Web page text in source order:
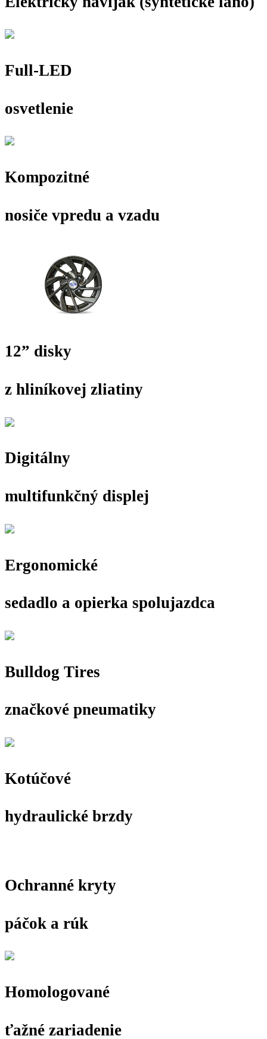
Full-LED
osvetlenie
Kompozitné
nosiče vpredu a vzadu
12” disky
z hliníkovej zliatiny
Digitálny
multifunkčný displej
Ergonomické
sedadlo a opierka spolujazdca
Bulldog Tires
značkové pneumatiky
Kotúčové
hydraulické brzdy
Ochranné kryty
páčok a rúk
Homologované
ťažné zariadenie